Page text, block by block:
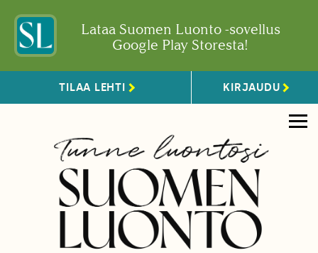
Lataa Suomen Luonto -sovellus
Google Play Storesta!
TILAA LEHTI KIRJAUDU